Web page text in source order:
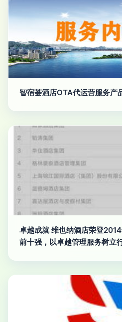
智宿荟酒店OTA代运营服务产
卓越成就 维也纳酒店荣登
前十强，以卓越管理服务树立